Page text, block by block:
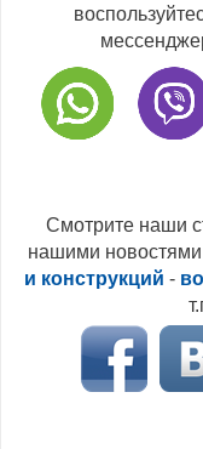
Смотрите наши
нашими
и конструкций -